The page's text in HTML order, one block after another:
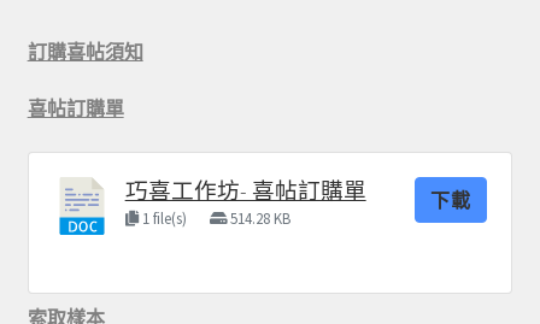
訂購喜帖須知
喜帖訂購單
巧喜工作坊- 喜帖訂購單
1 file(s) 514.28 KB
下載
索取樣本